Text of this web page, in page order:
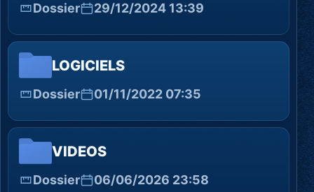
Dossier 29/12/2024 13:39
LOGICIELS
Dossier 01/11/2022 07:35
VIDEOS
Dossier 06/06/2026 23:58